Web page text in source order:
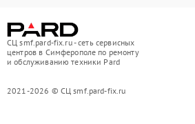
СЦ smf.pard-fix.ru - сеть сервисных
центров в Симферополе по ремонту
и обслуживанию техники Pard
2021-2026 © СЦ smf.pard-fix.ru